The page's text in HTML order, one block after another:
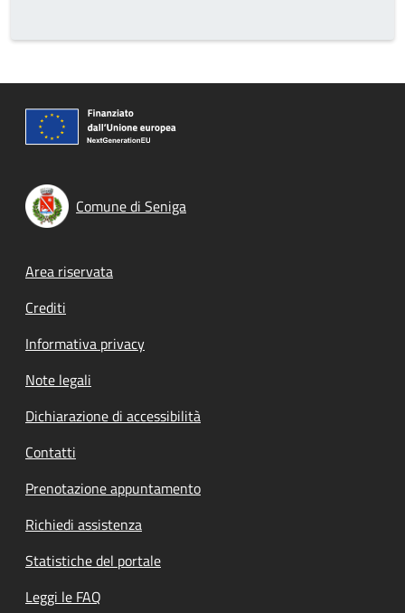
Comune di Seniga
Footer menu
Area riservata
Crediti
Informativa privacy
Note legali
Dichiarazione di accessibilità
Contatti
Prenotazione appuntamento
Richiedi assistenza
Statistiche del portale
Leggi le FAQ